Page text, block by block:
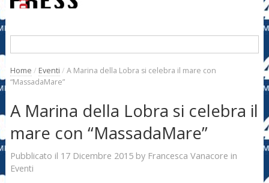
Home / Eventi / A Marina della Lobra si celebra il mare con
“MassadaMare”
A Marina della Lobra si celebra il
mare con “MassadaMare”
Pubblicato il 17 Dicembre 2015by Francesca Vanacore in
Eventi